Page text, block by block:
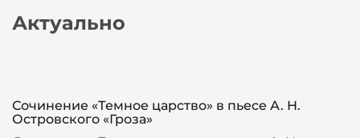
Актуально
Сочинение «Темное царство» в пьесе А. Н.
Островского «Гроза»